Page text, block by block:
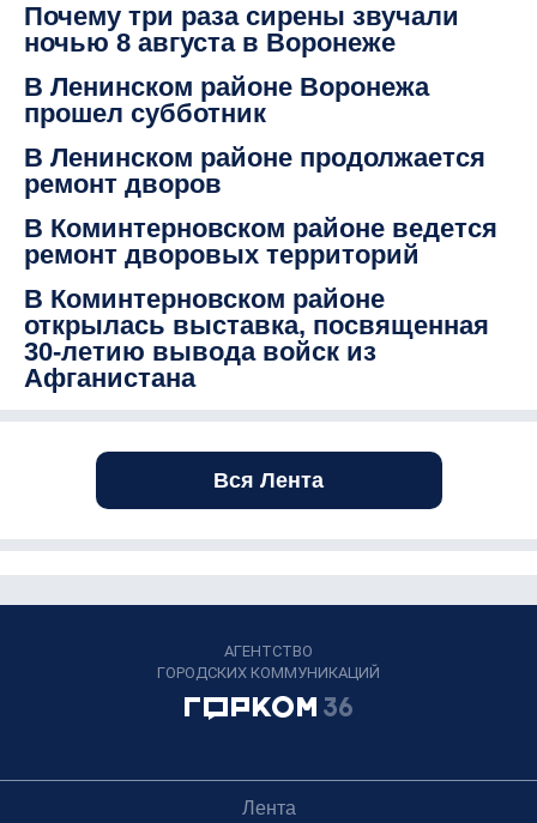
Почему три раза сирены звучали
ночью 8 августа в Воронеже
В Ленинском районе Воронежа
прошел субботник
В Ленинском районе продолжается
ремонт дворов
В Коминтерновском районе ведется
ремонт дворовых территорий
В Коминтерновском районе
открылась выставка, посвященная
30-летию вывода войск из
Афганистана
Вся Лента
АГЕНТСТВО
ГОРОДСКИХ КОММУНИКАЦИЙ
Лента